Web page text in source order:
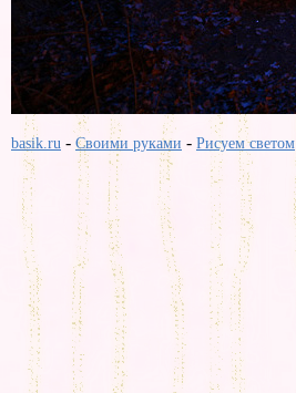
basik.ru - Своими руками - Рисуем светом